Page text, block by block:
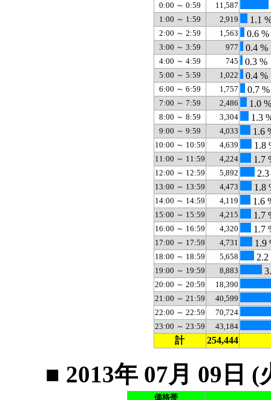
0:00 ～ 0:59
11,587
1:00 ～ 1:59 2,919 1.1
2:00 ～ 2:59 1,563 0.6 %
3:00 ～ 3:59 977 0.4 %
4:00 ～ 4:59 745 0.3 %
5:00 ～ 5:59 1,022 0.4 %
6:00 ～ 6:59 1,757 0.7 %
7:00 ～ 7:59 2,486 1.0 %
8:00 ～ 8:59 3,304 1.3
9:00 ～ 9:59 4,033 1.6
10:00 ～ 10:59 4,639 1.8
11:00 ～ 11:59 4,224 1.7
12:00 ～ 12:59 5,892
13:00 ～ 13:59 4,473 1.8
14:00 ～ 14:59 4,119 1.6
15:00 ～ 15:59 4,215 1.7
16:00 ～ 16:59 4,320 1.7
17:00 ～ 17:59 4,731 1.9
18:00 ～ 18:59 5,658 2.2
19:00 ～ 19:59 8,883
20:00 ～ 20:59
18,390
21:00 ～ 21:59
40,599
22:00 ～ 22:59
70,724
23:00 ～ 23:59
43,184
計 254,444
■ 2013年 07月 09日
価格帯